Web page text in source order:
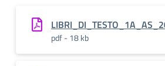
pdf - 18 kb